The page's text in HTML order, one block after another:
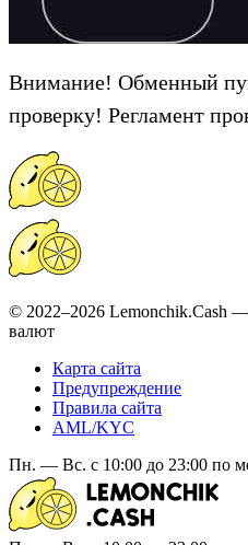
Внимание! Обменный
проверку! Регламент
© 2022–2026 Lemonchik.Cash
валют
Карта сайта
Предупреждение
Правила сайта
AML/KYC
Пн. — Вс. с 10:00 до 23:00 по